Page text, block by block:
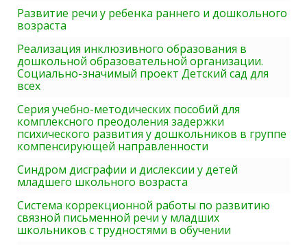
Развитие речи у ребенка раннего и дошкольного
возраста
Реализация инклюзивного образования в
дошкольной образовательной организации.
Социально-значимый проект Детский сад для
всех
Серия учебно-методических пособий для
комплексного преодоления задержки
психического развития у дошкольников в группе
компенсирующей направленности
Синдром дисграфии и дислексии у детей
младшего школьного возраста
Система коррекционной работы по развитию
связной письменной речи у младших
школьников с трудностями в обучении